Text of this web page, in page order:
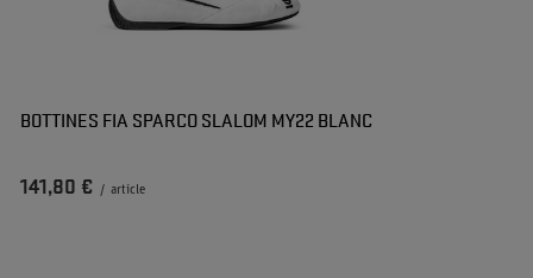
BOTTINES FIA SPARCO SLALOM MY22 BLANC
141,80 € / article